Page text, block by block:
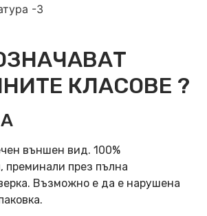
-3
КЛАСОВЕ ?
външен вид. 100%
през пълна
Възможно е да е нарушена